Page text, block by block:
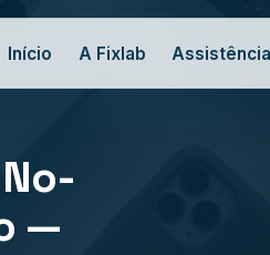
Início A Fixlab
—